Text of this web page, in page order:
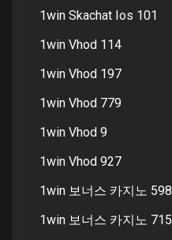
1win Skachat Ios 101
1win Vhod 114
1win Vhod 197
1win Vhod 779
1win Vhod 9
1win Vhod 927
1win 보너스 카지노 598
1win 보너스 카지노 715